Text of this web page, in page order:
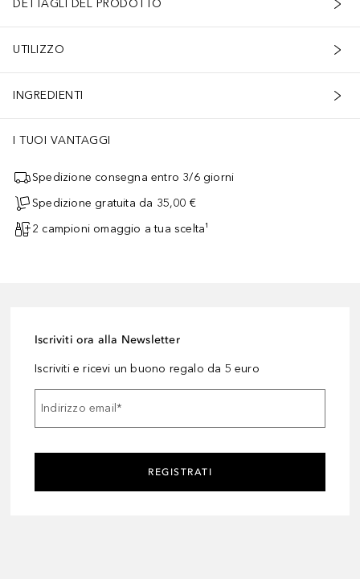
DETTAGLI DEL PRODOTTO
UTILIZZO
INGREDIENTI
I TUOI VANTAGGI
Spedizione consegna entro 3/6 giorni
Spedizione gratuita da 35,00 €
2 campioni omaggio a tua scelta¹
Iscriviti ora alla Newsletter
Iscriviti e ricevi un buono regalo da 5 euro
Indirizzo email*
REGISTRATI